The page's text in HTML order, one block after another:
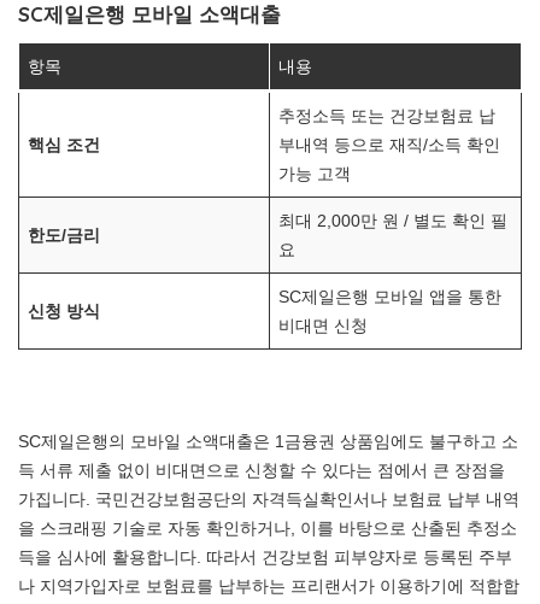
SC제일은행 모바일 소액대출
항목 내용
핵심 조건
추정소득 또는 건강보험료 납
부내역 등으로 재직/소득 확인
가능 고객
한도/금리
최대 2,000만 원 / 별도 확인 필
요
신청 방식
SC제일은행 모바일 앱을 통한
비대면 신청
SC제일은행의 모바일 소액대출은 1금융권 상품임에도 불구하고 소
득 서류 제출 없이 비대면으로 신청할 수 있다는 점에서 큰 장점을
가집니다. 국민건강보험공단의 자격득실확인서나 보험료 납부 내역
을 스크래핑 기술로 자동 확인하거나, 이를 바탕으로 산출된 추정소
득을 심사에 활용합니다. 따라서 건강보험 피부양자로 등록된 주부
나 지역가입자로 보험료를 납부하는 프리랜서가 이용하기에 적합합